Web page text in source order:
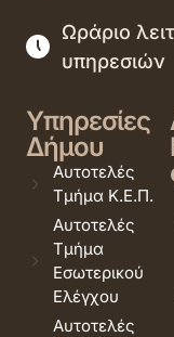
Ωράριο
υπηρεσιών
Υπηρεσίες
Δήμου
Αυτοτελές
Τμήμα Κ.Ε.Π.
Αυτοτελές
Τμήμα
Εσωτερικού
Ελέγχου
Αυτοτελές